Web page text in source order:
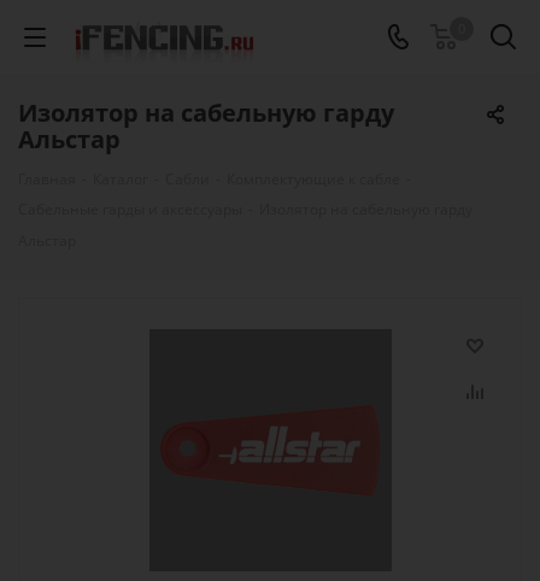
Изолятор на сабельную гарду
Альстар